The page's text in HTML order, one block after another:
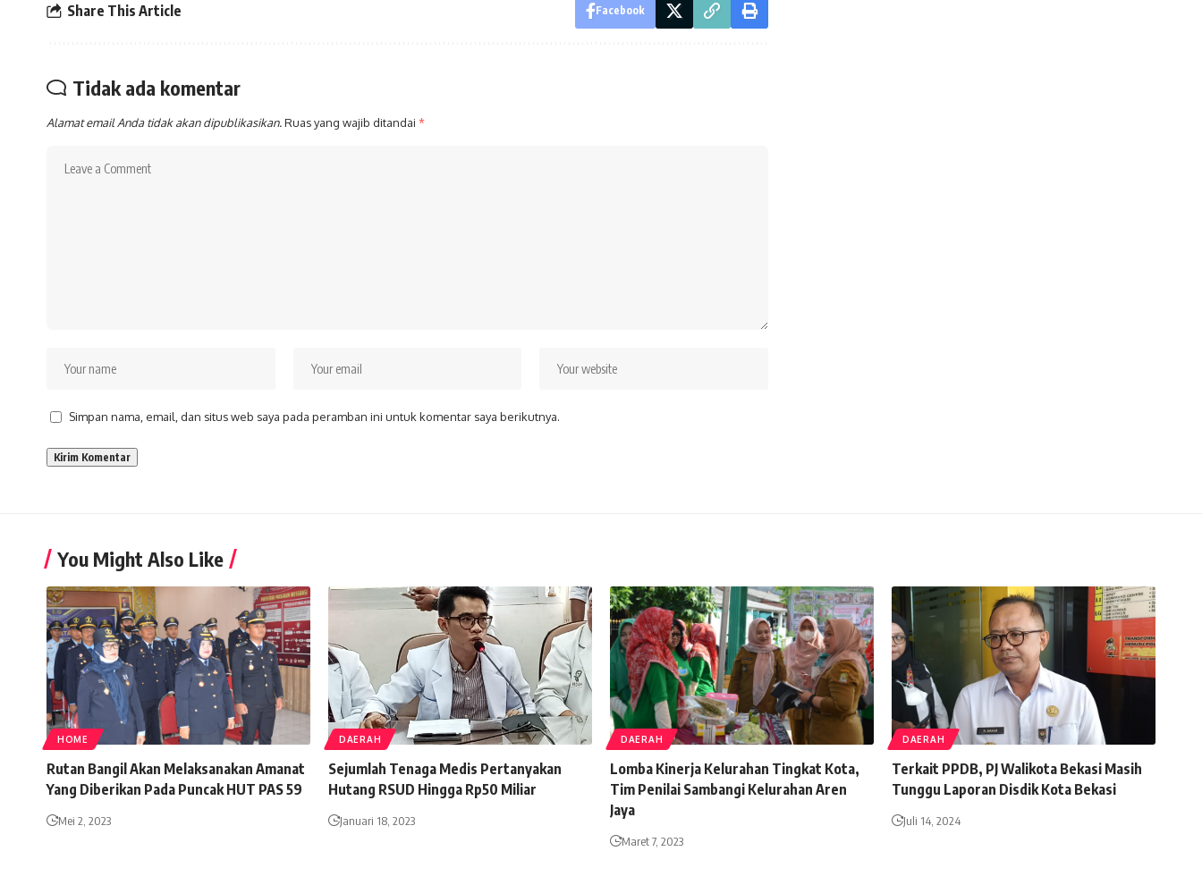
Share This Article Facebook
Tidak ada komentar
Alamat email Anda tidak akan dipublikasikan.Ruas yang wajib ditandai *
Simpan nama, email, dan situs web saya pada peramban ini untuk komentar saya berikutnya.
You Might Also Like
HOME
Rutan Bangil Akan Melaksanakan Amanat
Yang Diberikan Pada Puncak HUT PAS 59
Mei 2, 2023
DAERAH
Sejumlah Tenaga Medis Pertanyakan
Hutang RSUD Hingga Rp50 Miliar
Januari 18, 2023
DAERAH
Lomba Kinerja Kelurahan Tingkat Kota,
Tim Penilai Sambangi Kelurahan Aren
Jaya
Maret 7, 2023
DAERAH
Terkait PPDB, PJ Walikota Bekasi Masih
Tunggu Laporan Disdik Kota Bekasi
Juli 14, 2024